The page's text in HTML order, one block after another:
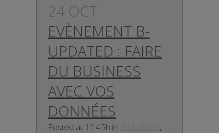
24 OCT
EVÈNEMENT B-
UPDATED : FAIRE
DU BUSINESS
AVEC VOS
DONNÉES
Posted at 11:45h in
,